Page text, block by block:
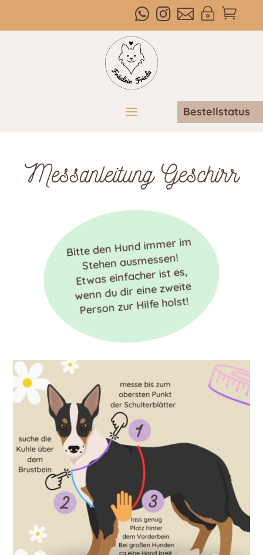

~



Bestellstatus
Messanleitung Geschirr
Bitte den Hund immer im
Stehen ausmessen!
Etwas einfacher ist es,
wenn du dir eine zweite
Person zur Hilfe holst!